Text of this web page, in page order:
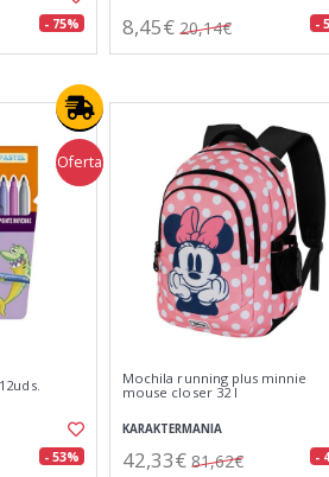
- 75% 8,45€ 20,14€ -
Oferta
- 53%
Mochila running plus minnie
mouse closer 32 l
KARAKTERMANIA
42,33€ 81,62€ -